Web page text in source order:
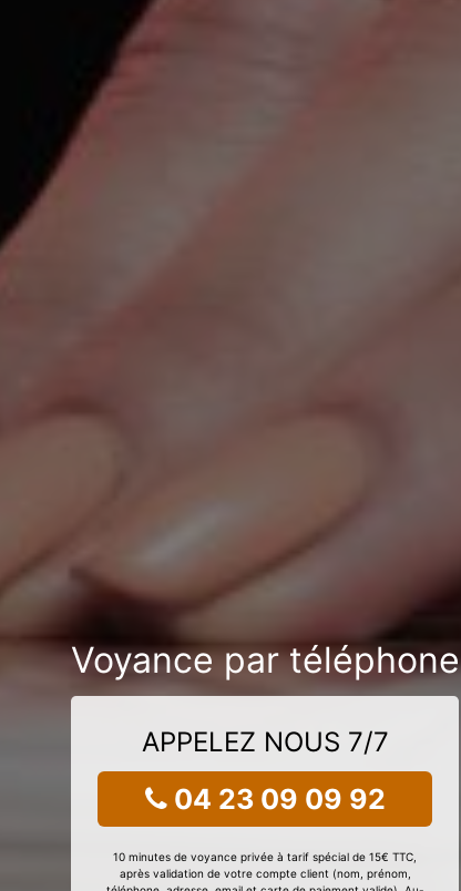
Voyance par téléphone
APPELEZ NOUS 7/7
04 23 09 09 92
10 minutes de voyance privée à tarif spécial de 15€ TTC,
après validation de votre compte client (nom, prénom,